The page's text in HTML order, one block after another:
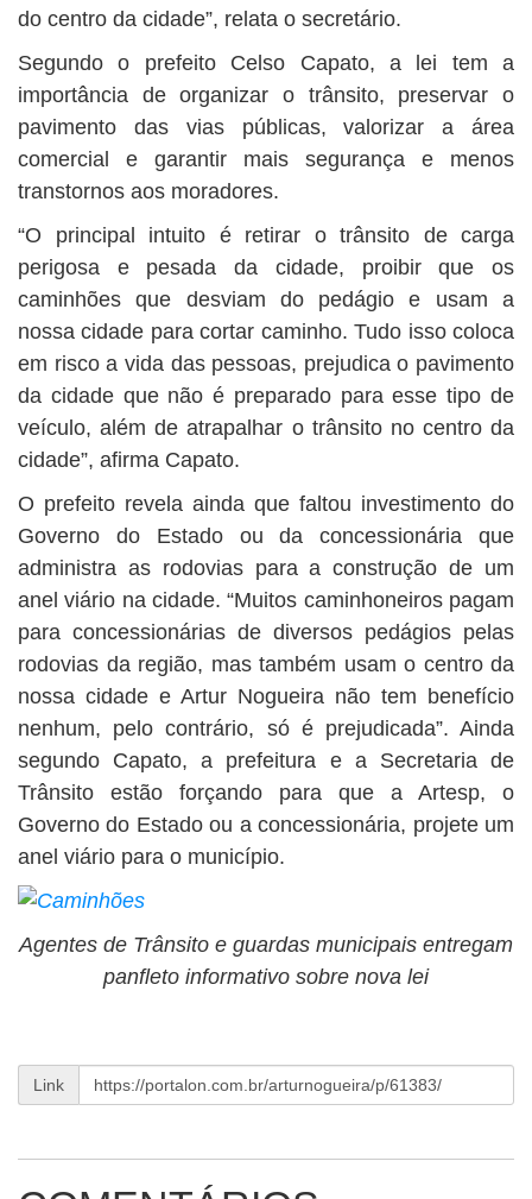
do centro da cidade”, relata o secretário.
Segundo o prefeito Celso Capato, a lei tem a
importância de organizar o trânsito, preservar o
pavimento das vias públicas, valorizar a área
comercial e garantir mais segurança e menos
transtornos aos moradores.
“O principal intuito é retirar o trânsito de carga
perigosa e pesada da cidade, proibir que os
caminhões que desviam do pedágio e usam a
nossa cidade para cortar caminho. Tudo isso coloca
em risco a vida das pessoas, prejudica o pavimento
da cidade que não é preparado para esse tipo de
veículo, além de atrapalhar o trânsito no centro da
cidade”, afirma Capato.
O prefeito revela ainda que faltou investimento do
Governo do Estado ou da concessionária que
administra as rodovias para a construção de um
anel viário na cidade. “Muitos caminhoneiros pagam
para concessionárias de diversos pedágios pelas
rodovias da região, mas também usam o centro da
nossa cidade e Artur Nogueira não tem benefício
nenhum, pelo contrário, só é prejudicada”. Ainda
segundo Capato, a prefeitura e a Secretaria de
Trânsito estão forçando para que a Artesp, o
Governo do Estado ou a concessionária, projete um
anel viário para o município.
Agentes de Trânsito e guardas municipais entregam
panfleto informativo sobre nova lei
Link